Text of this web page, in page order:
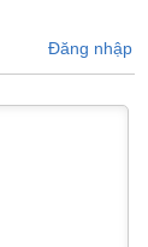
Đăng nhập